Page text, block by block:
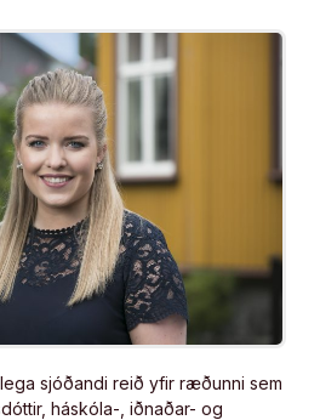
sjóðandi reið yfir ræðunni sem
háskóla-, iðnaðar- og